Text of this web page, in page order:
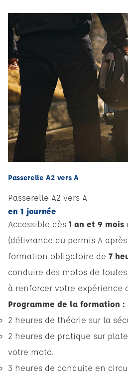
Passerelle A2 vers A
Passerelle A2 vers A
en 1 journée
Accessible dès 1 an et 9 mois
(délivrance du permis A
formation obligatoire de 7
conduire des motos de
à renforcer votre expérience
Programme de la formation :
2 heures de théorie sur la
2 heures de pratique sur
votre moto.
3 heures de conduite en